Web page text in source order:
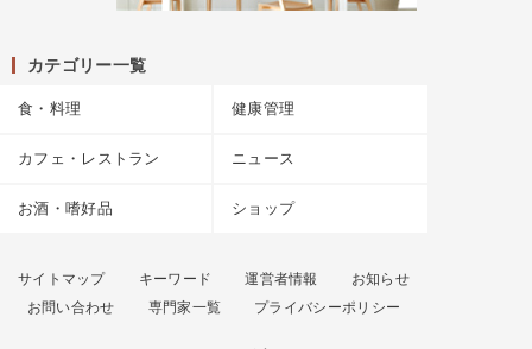
カテゴリー一覧
食・料理 健康管理
カフェ・レストラン ニュース
お酒・嗜好品 ショップ
サイトマップ キーワード 運営者情報
お知らせ
お問い合わせ
専門家一覧 プライバシーポリシー